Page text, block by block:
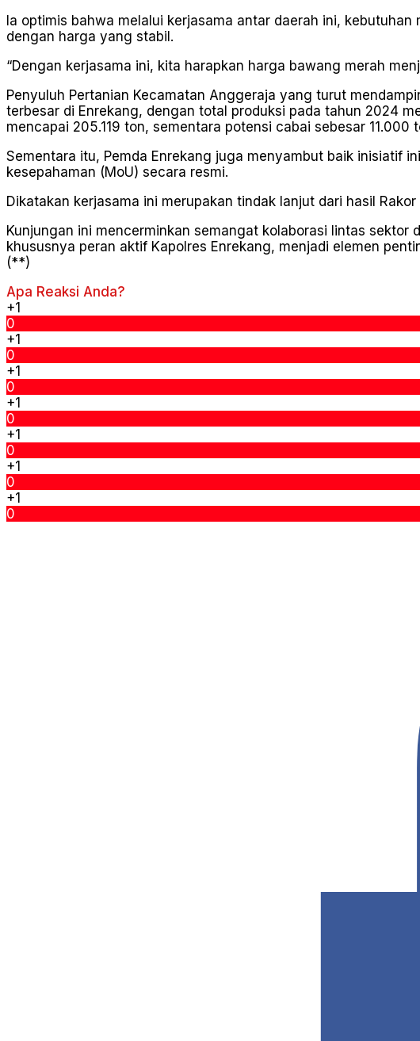
Ia optimis bahwa melalui kerjasama antar daerah ini,
dengan harga yang stabil.
“Dengan kerjasama ini, kita harapkan harga bawang merah
Penyuluh Pertanian Kecamatan Anggeraja yang turut
terbesar di Enrekang, dengan total produksi pada tahun 2024
mencapai 205.119 ton, sementara potensi cabai sebesar 11.000
Sementara itu, Pemda Enrekang juga menyambut baik inisiatif
kesepahaman (MoU) secara resmi.
Dikatakan kerjasama ini merupakan tindak lanjut dari hasil
Kunjungan ini mencerminkan semangat kolaborasi lintas
khususnya peran aktif Kapolres Enrekang, menjadi elemen
(**)
Apa Reaksi Anda?
+1
0
+1
0
+1
0
+1
0
+1
0
+1
0
+1
0